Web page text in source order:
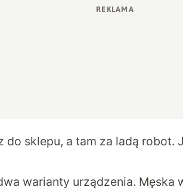
do sklepu, a tam za ladą robot.
warianty urządzenia. Męska